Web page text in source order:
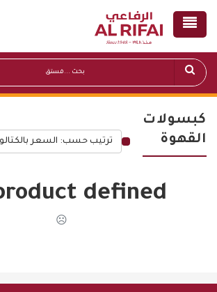
كبسولات
القهوة
ترتيب حسب: السعر
defined
☹